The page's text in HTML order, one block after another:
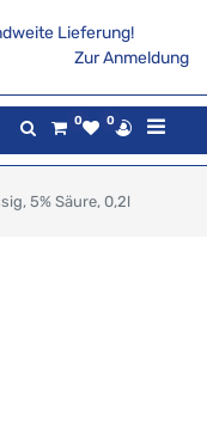
Lieferung!
Zur Anmeldung
0 0
5% Säure, 0,2l